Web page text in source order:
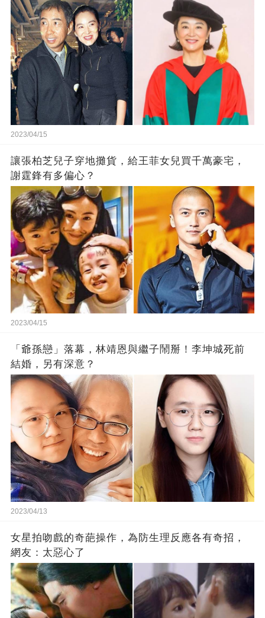
2023/04/15
讓張柏芝兒子穿地攤貨，給王菲女兒買千萬豪宅，
謝霆鋒有多偏心？
2023/04/15
「爺孫戀」落幕，林靖恩與繼子鬧掰！李坤城死前
結婚，另有深意？
2023/04/13
女星拍吻戲的奇葩操作，為防生理反應各有奇招，
網友：太惡心了